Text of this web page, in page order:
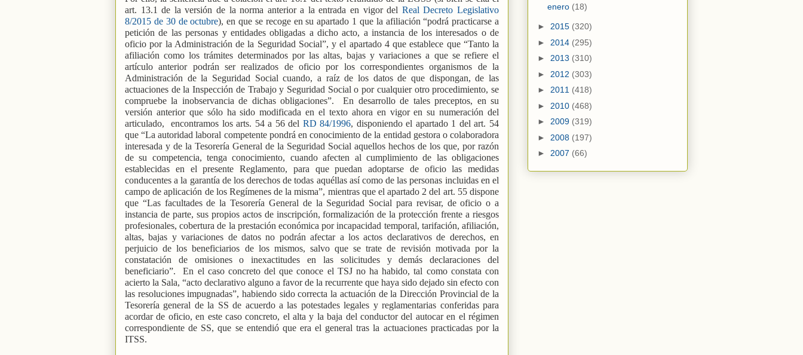
art. 13.1 de la versión de la norma anterior a la entrada en vigor del Real Decreto Legislativo
8/2015 de 30 de octubre), en que se recoge en su apartado 1 que la afiliación “podrá practicarse a
petición de las personas y entidades obligadas a dicho acto, a instancia de los interesados o de
oficio por la Administración de la Seguridad Social”, y el apartado 4 que establece que “Tanto la
afiliación como los trámites determinados por las altas, bajas y variaciones a que se refiere el
artículo anterior podrán ser realizados de oficio por los correspondientes organismos de la
Administración de la Seguridad Social cuando, a raíz de los datos de que dispongan, de las
actuaciones de la Inspección de Trabajo y Seguridad Social o por cualquier otro procedimiento, se
compruebe la inobservancia de dichas obligaciones”.
En desarrollo de tales preceptos, en su
versión anterior que sólo ha sido modificada en el texto ahora en vigor en su numeración del
articulado,
encontramos los arts. 54 a 56 del RD 84/1996, disponiendo el apartado 1 del art. 54
que “La autoridad laboral competente pondrá en conocimiento de la entidad gestora o colaboradora
interesada y de la Tesorería General de la Seguridad Social aquellos hechos de los que, por razón
de su competencia, tenga conocimiento, cuando afecten al cumplimiento de las obligaciones
establecidas en el presente Reglamento, para que puedan adoptarse de oficio las medidas
conducentes a la garantía de los derechos de todas aquéllas así como de las personas incluidas en el
campo de aplicación de los Regímenes de la misma”, mientras que el apartado 2 del art. 55 dispone
que “Las facultades de la Tesorería General de la Seguridad Social para revisar, de oficio o a
instancia de parte, sus propios actos de inscripción, formalización de la protección frente a riesgos
profesionales, cobertura de la prestación económica por incapacidad temporal, tarifación, afiliación,
altas, bajas y variaciones de datos no podrán afectar a los actos declarativos de derechos, en
perjuicio de los beneficiarios de los mismos, salvo que se trate de revisión motivada por la
constatación de omisiones o inexactitudes en las solicitudes y demás declaraciones del
beneficiario”.
En el caso concreto del que conoce el TSJ no ha habido, tal como constata con
acierto la Sala, “acto declarativo alguno a favor de la recurrente que haya sido dejado sin efecto con
las resoluciones impugnadas”, habiendo sido correcta la actuación de la Dirección Provincial de la
Tesorería general de la SS de acuerdo a las potestades legales y reglamentarias conferidas para
acordar de oficio, en este caso concreto, el alta y la baja del conductor del autocar en el régimen
correspondiente de SS, que se entendió que era el general tras la actuaciones practicadas por la
ITSS.
enero (18)
► 2015 (320)
► 2014 (295)
► 2013 (310)
► 2012 (303)
► 2011 (418)
► 2010 (468)
► 2009 (319)
► 2008 (197)
► 2007 (66)